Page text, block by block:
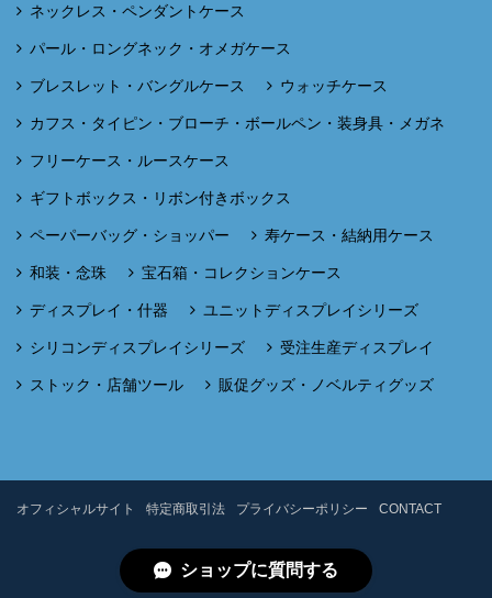
ネックレス・ペンダントケース
パール・ロングネック・オメガケース
ブレスレット・バングルケース ウォッチケース
カフス・タイピン・ブローチ・ボールペン・装身具・メガネ
フリーケース・ルースケース
ギフトボックス・リボン付きボックス
ペーパーバッグ・ショッパー 寿ケース・結納用ケース
和装・念珠 宝石箱・コレクションケース
ディスプレイ・什器 ユニットディスプレイシリーズ
シリコンディスプレイシリーズ 受注生産ディスプレイ
ストック・店舗ツール 販促グッズ・ノベルティグッズ
オフィシャルサイト 特定商取引法 プライバシーポリシー CONTACT
ショップに質問する